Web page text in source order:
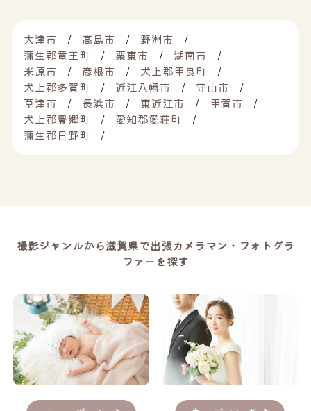
大津市 高島市
野洲市
蒲生郡竜王町
栗東市
湖南市
米原市
彦根市
犬上郡甲良町
犬上郡多賀町
近江八幡市
守山市
草津市
長浜市 東近江市
甲賀市
犬上郡豊郷町
愛知郡愛荘町
蒲生郡日野町
撮影ジャンルから滋賀県で出張カメラマン・フォトグラ
ファーを探す